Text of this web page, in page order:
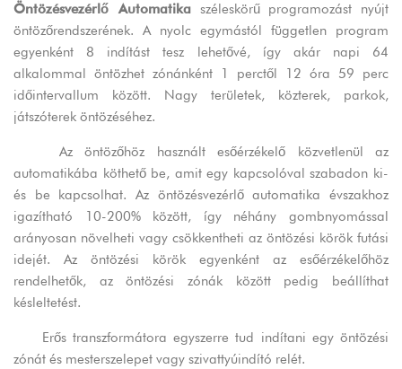
Öntözésvezérlő Automatikaszéleskörű programozást nyújt
öntözőrendszerének. A nyolc egymástól független program
egyenként 8 indítást tesz lehetővé, így akár napi 64
alkalommal öntözhet zónánként 1 perctől 12 óra 59 perc
időintervallum között. Nagy területek, közterek, parkok,
játszóterek öntözéséhez.
Az öntözőhöz használt esőérzékelő közvetlenül az
automatikába köthető be, amit egy kapcsolóval szabadon ki-
és be kapcsolhat. Az öntözésvezérlő automatika évszakhoz
igazítható 10-200% között, így néhány gombnyomással
arányosan növelheti vagy csökkentheti az öntözési körök futási
idejét. Az öntözési körök egyenként az esőérzékelőhöz
rendelhetők, az öntözési zónák között pedig beállíthat
késleltetést.
Erős transzformátora egyszerre tud indítani egy öntözési
zónát és mesterszelepet vagy szivattyúindító relét.